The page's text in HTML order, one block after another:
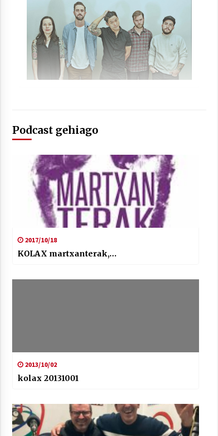
Arrosaren laburpen bideoa Hamaika
Telebistaren eskutik
Podcast gehiago
2017/10/18
KOLAX martxanterak,…
2013/10/02
kolax 20131001